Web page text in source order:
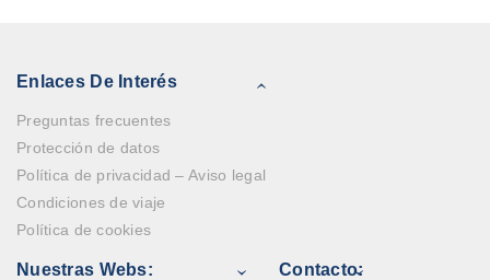
Enlaces De Interés
Preguntas frecuentes
Protección de datos
Política de privacidad – Aviso legal
Condiciones de viaje
Política de cookies
Nuestras Webs: Contacto: